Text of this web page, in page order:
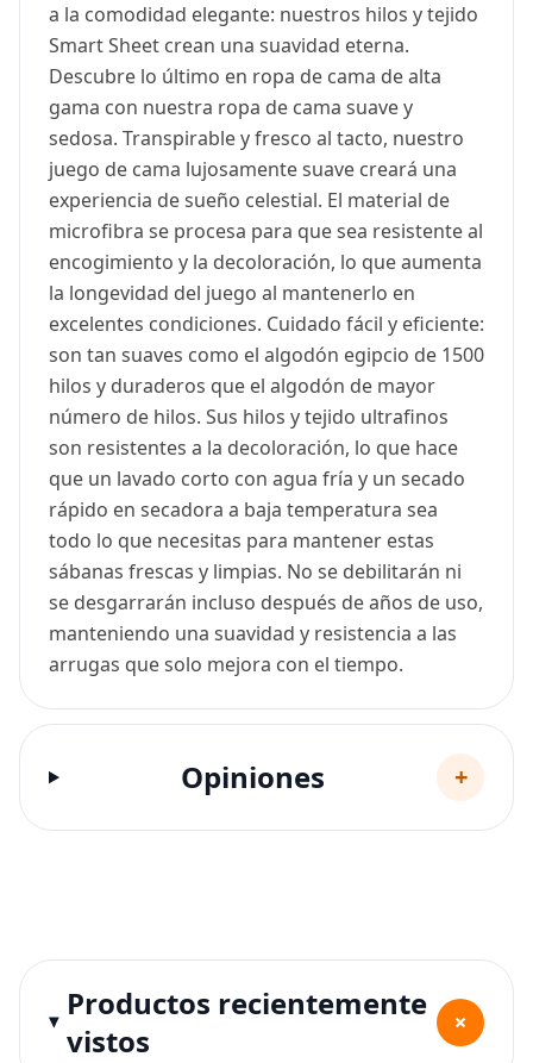
a la comodidad elegante: nuestros hilos y tejido
Smart Sheet crean una suavidad eterna.
Descubre lo último en ropa de cama de alta
gama con nuestra ropa de cama suave y
sedosa. Transpirable y fresco al tacto, nuestro
juego de cama lujosamente suave creará una
experiencia de sueño celestial. El material de
microfibra se procesa para que sea resistente al
encogimiento y la decoloración, lo que aumenta
la longevidad del juego al mantenerlo en
excelentes condiciones. Cuidado fácil y eficiente:
son tan suaves como el algodón egipcio de 1500
hilos y duraderos que el algodón de mayor
número de hilos. Sus hilos y tejido ultrafinos
son resistentes a la decoloración, lo que hace
que un lavado corto con agua fría y un secado
rápido en secadora a baja temperatura sea
todo lo que necesitas para mantener estas
sábanas frescas y limpias. No se debilitarán ni
se desgarrarán incluso después de años de uso,
manteniendo una suavidad y resistencia a las
arrugas que solo mejora con el tiempo.
Opiniones +
Productos recientemente
vistos
+